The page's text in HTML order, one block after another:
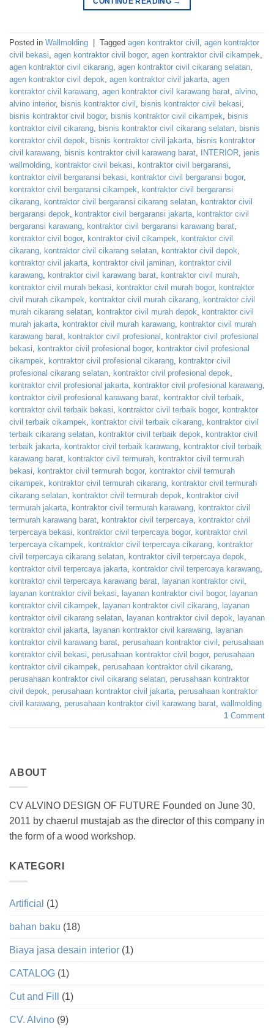
Posted in Wallmolding Tagged agen kontraktor civil
agen kontraktor
civil bekasi agen kontraktor civil bogor, agen kontraktor civil cikampek
agen kontraktor civil cikarang agen kontraktor civil cikarang selatan
agen kontraktor civil depok agen kontraktor civil jakarta agen
kontraktor civil karawang agen kontraktor civil karawang barat alvino
alvino interior, bisnis kontraktor civil bisnis kontraktor civil bekasi
bisnis kontraktor civil bogor, bisnis kontraktor civil cikampek
bisnis
kontraktor civil cikarang
bisnis kontraktor civil cikarang selatan
bisnis
kontraktor civil depok
bisnis kontraktor civil jakarta
bisnis kontraktor
civil karawang
bisnis kontraktor civil karawang barat INTERIOR jenis
wallmolding
kontraktor civil bekasi kontraktor civil bergaransi
kontraktor civil bergaransi bekasi
kontraktor civil bergaransi bogor,
kontraktor civil bergaransi cikampek
kontraktor civil bergaransi
cikarang
kontraktor civil bergaransi cikarang selatan
kontraktor civil
bergaransi depok
kontraktor civil bergaransi jakarta
kontraktor civil
bergaransi karawang
kontraktor civil bergaransi karawang barat
kontraktor civil bogor, kontraktor civil cikampek
kontraktor civil
cikarang
kontraktor civil cikarang selatan kontraktor civil depok
kontraktor civil jakarta
kontraktor civil jaminan
kontraktor civil
karawang
kontraktor civil karawang barat kontraktor civil murah
kontraktor civil murah bekasi
kontraktor civil murah bogor, kontraktor
civil murah cikampek
kontraktor civil murah cikarang
kontraktor civil
murah cikarang selatan
kontraktor civil murah depok
kontraktor civil
murah jakarta
kontraktor civil murah karawang
kontraktor civil murah
karawang barat
kontraktor civil profesional
kontraktor civil profesional
bekasi
kontraktor civil profesional bogor, kontraktor civil profesional
cikampek
kontraktor civil profesional cikarang
kontraktor civil
profesional cikarang selatan
kontraktor civil profesional depok
kontraktor civil profesional jakarta
kontraktor civil profesional karawang
kontraktor civil profesional karawang barat
kontraktor civil terbaik
kontraktor civil terbaik bekasi
kontraktor civil terbaik bogor, kontraktor
civil terbaik cikampek
kontraktor civil terbaik cikarang
kontraktor civil
terbaik cikarang selatan
kontraktor civil terbaik depok
kontraktor civil
terbaik jakarta
kontraktor civil terbaik karawang
kontraktor civil terbaik
karawang barat
kontraktor civil termurah
kontraktor civil termurah
bekasi
kontraktor civil termurah bogor, kontraktor civil termurah
cikampek
kontraktor civil termurah cikarang
kontraktor civil termurah
cikarang selatan
kontraktor civil termurah depok
kontraktor civil
termurah jakarta
kontraktor civil termurah karawang
kontraktor civil
termurah karawang barat
kontraktor civil terpercaya
kontraktor civil
terpercaya bekasi
kontraktor civil terpercaya bogor, kontraktor civil
terpercaya cikampek
kontraktor civil terpercaya cikarang
kontraktor
civil terpercaya cikarang selatan
kontraktor civil terpercaya depok
kontraktor civil terpercaya jakarta
kontraktor civil terpercaya karawang
kontraktor civil terpercaya karawang barat
layanan kontraktor civil
layanan kontraktor civil bekasi
layanan kontraktor civil bogor,
layanan
kontraktor civil cikampek
layanan kontraktor civil cikarang
layanan
kontraktor civil cikarang selatan
layanan kontraktor civil depok
layanan
kontraktor civil jakarta
layanan kontraktor civil karawang
layanan
kontraktor civil karawang barat perusahaan kontraktor civil
perusahaan
kontraktor civil bekasi perusahaan kontraktor civil bogor, perusahaan
kontraktor civil cikampek perusahaan kontraktor civil cikarang
perusahaan kontraktor civil cikarang selatan perusahaan kontraktor
civil depok perusahaan kontraktor civil jakarta perusahaan kontraktor
civil karawang perusahaan kontraktor civil karawang barat wallmolding
1 Comment
ABOUT
CV ALVINO DESIGN OF FUTURE Founded on June 30,
2011 by chaerul mustajab as the director of this company in
the form of a wood workshop.
KATEGORI
Artificial (1)
bahan baku (18)
Biaya jasa desain interior (1)
CATALOG (1)
Cut and Fill (1)
CV. Alvino (9)